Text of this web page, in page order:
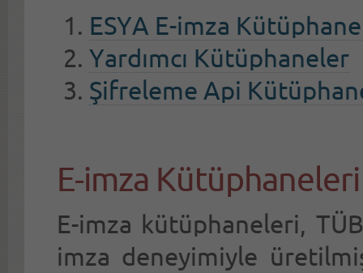
ESYA E-imza
Yardımcı Kütüphaneler
Şifreleme Api
E-imza Kütüphaneleri
E-imza kütüphaneleri,
imza deneyimiyle